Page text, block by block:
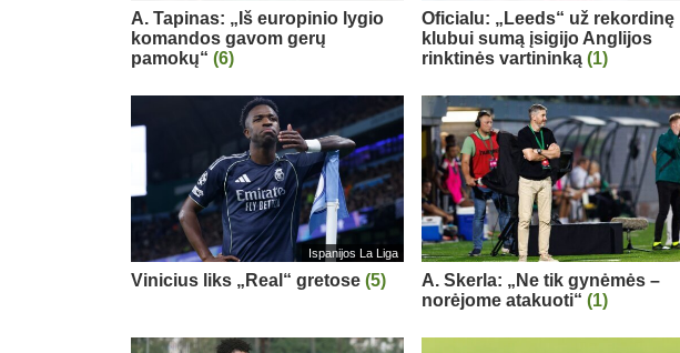
A. Tapinas: „Iš europinio lygio
komandos gavom gerų
pamokų“ (6)
Oficialu: „Leeds“ už rekordinę
klubui sumą įsigijo Anglijos
rinktinės vartininką(1)
Ispanijos La Liga
Vinicius liks „Real“ gretose (5)
A. Skerla: „Ne tik gynėmės –
norėjome atakuoti“(1)